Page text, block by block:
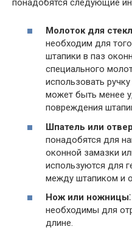
понадобятся следующие
Молоток для
необходим для
штапики в паз
специального
использовать
может быть менее
повреждения
Шпатель или
понадобятся для
оконной замазки
используются для
между штапиком и
Нож или ножницы
необходимы для
длине.